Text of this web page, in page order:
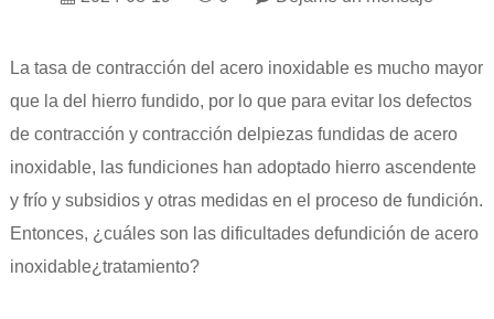
La tasa de contracción del acero inoxidable es mucho mayor
que la del hierro fundido, por lo que para evitar los defectos
de contracción y contracción del piezas fundidas de acero
inoxidable, las fundiciones han adoptado hierro ascendente
y frío y subsidios y otras medidas en el proceso de fundición.
Entonces, ¿cuáles son las dificultades defundición de acero
inoxidable¿tratamiento?